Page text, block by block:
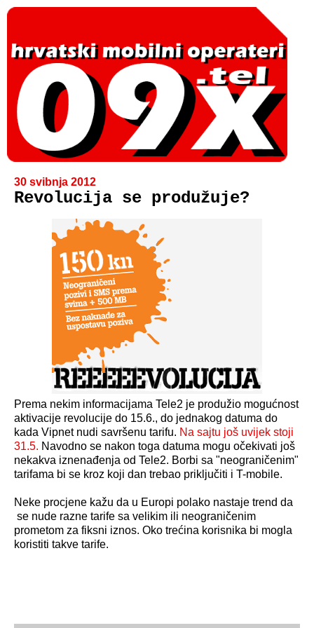
30 svibnja 2012
Revolucija se produžuje?
Prema nekim informacijama Tele2 je produžio mogućnost
aktivacije revolucije do 15.6., do jednakog datuma do
kada Vipnet nudi savršenu tarifu. Na sajtu još uvijek stoji
31.5. Navodno se nakon toga datuma mogu očekivati još
nekakva iznenađenja od Tele2. Borbi sa "neograničenim"
tarifama bi se kroz koji dan trebao priključiti i T-mobile.
Neke procjene kažu da u Europi polako nastaje trend da
se nude razne tarife sa velikim ili neograničenim
prometom za fiksni iznos. Oko trećina korisnika bi mogla
koristiti takve tarife.